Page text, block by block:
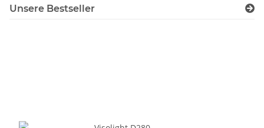
Unsere Bestseller